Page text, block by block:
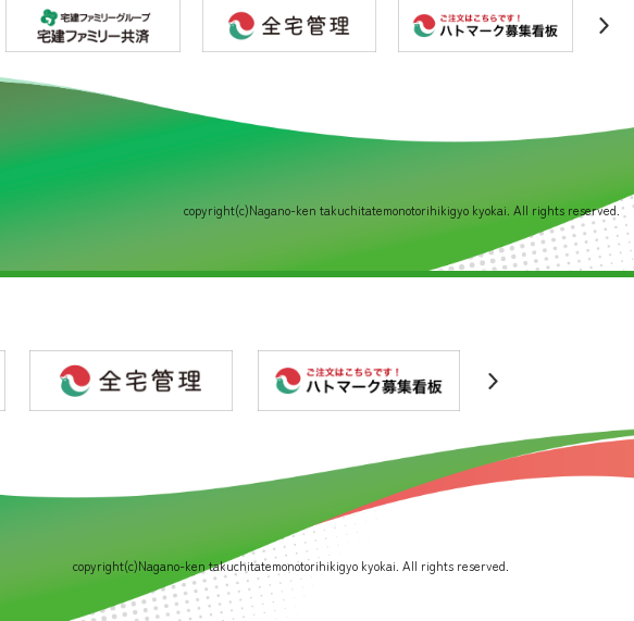
copyright(c)Nagano-ken takuchitatemonotorihikigyo kyokai. All rights reserved.
copyright(c)Nagano-ken takuchitatemonotorihikigyo kyokai. All rights reserved.